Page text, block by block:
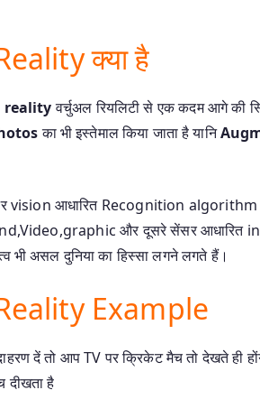
क्या है
realityवर्चुअल रियलिटी से एक कदम आगे की
का भी इस्तेमाल किया जाता है यानि
vision आधारित Recognition
और दूसरे सेंसर आधारित
भी असल दुनिया का हिस्सा लगने लगते हैं।
Example
दें तो आप TV पर क्रिकेट मैच तो देखते ही
दीखता है